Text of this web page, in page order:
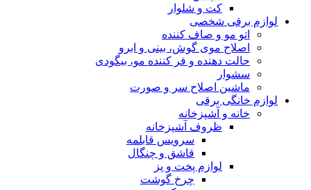
کت و شلوار
لوازم برقی شخصی
اتو مو و صاف کننده
اصلاح موی گوش، بینی و ابرو
حالت دهنده و فر کننده مو، بیگودی
سشوار
ماشین اصلاح سر و صورت
لوازم خانگی برقی
خانه و آشپزخانه
ظروف آشپزخانه
سرویس قابلمه
قاشق و چنگال
لوازم پخت و پز
چرخ گوشت